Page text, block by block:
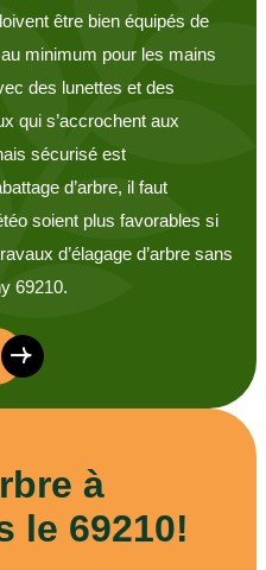
être bien équipés de
minimum pour les mains
des lunettes et des
qui s’accrochent aux
sécurisé est
d’arbre, il faut
soient plus favorables si
d’élagage d’arbre sans
69210.
à
le 69210!